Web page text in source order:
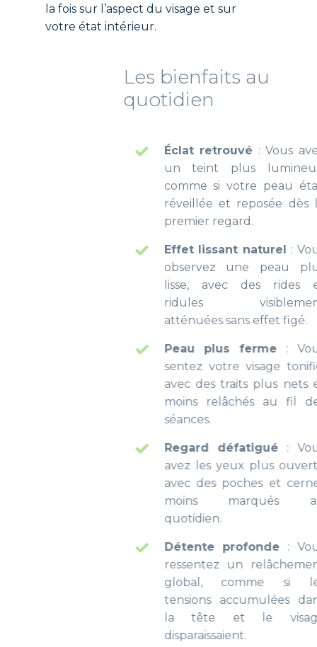
la fois sur l’aspect du visage et sur
votre état intérieur.
Les bienfaits au
quotidien
Éclat retrouvé: Vous avez
un teint plus lumineux,
comme si votre peau était
réveillée et reposée dès le
premier regard.
Effet lissant naturel: Vous
observez une peau plus
lisse, avec des rides et
ridules visiblement
atténuées sans effet figé.
Peau plus ferme
: Vous
sentez votre visage tonifié,
avec des traits plus nets et
moins relâchés au fil des
Regard défatigué: Vous
avez les yeux plus ouverts,
avec des poches et cernes
moins marqués au
Détente profonde: Vous
ressentez un relâchement
global, comme si les
tensions accumulées dans
la tête et le visage
disparaissaient.